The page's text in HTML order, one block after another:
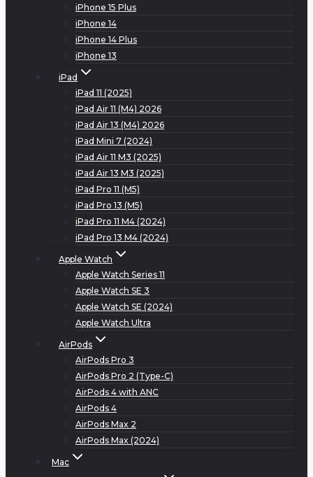
iPhone 15 Plus
iPhone 14
iPhone 14 Plus
iPhone 13
iPad
iPad 11 (2025)
iPad Air 11 (M4) 2026
iPad Air 13 (M4) 2026
iPad Mini 7 (2024)
iPad Air 11 M3 (2025)
iPad Air 13 M3 (2025)
iPad Pro 11 (M5)
iPad Pro 13 (M5)
iPad Pro 11 M4 (2024)
iPad Pro 13 M4 (2024)
Apple Watch
Apple Watch Series 11
Apple Watch SE 3
Apple Watch SE (2024)
Apple Watch Ultra
AirPods
AirPods Pro 3
AirPods Pro 2 (Type-C)
AirPods 4 with ANC
AirPods 4
AirPods Max 2
AirPods Max (2024)
Mac